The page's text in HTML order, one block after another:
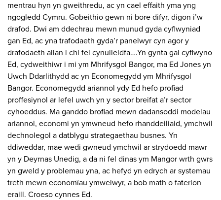
mentrau hyn yn gweithredu, ac yn cael effaith yma yng
ngogledd Cymru. Gobeithio gewn ni bore difyr, digon i’w
drafod. Dwi am ddechrau mewn munud gyda cyflwyniad
gan Ed, ac yna trafodaeth gyda’r panelwyr cyn agor y
drafodaeth allan i chi fel cynulleidfa….Yn gynta gai cyflwyno
Ed, cydweithiwr i mi ym Mhrifysgol Bangor, ma Ed Jones yn
Uwch Ddarlithydd ac yn Economegydd ym Mhrifysgol
Bangor. Economegydd ariannol ydy Ed hefo profiad
proffesiynol ar lefel uwch yn y sector breifat a’r sector
cyhoeddus. Ma ganddo brofiad mewn dadansoddi modelau
ariannol, economi yn ymwneud hefo rhanddeiliaid, ymchwil
dechnolegol a datblygu strategaethau busnes. Yn
ddiweddar, mae wedi gwneud ymchwil ar strydoedd mawr
yn y Deyrnas Unedig, a da ni fel dinas ym Mangor wrth gwrs
yn gweld y problemau yna, ac hefyd yn edrych ar systemau
treth mewn economïau ymwelwyr, a bob math o faterion
eraill. Croeso cynnes Ed.